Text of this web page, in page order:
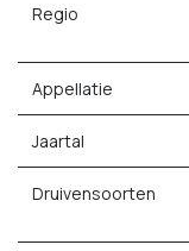
Regio
Appellatie
Jaartal
Druivensoorten